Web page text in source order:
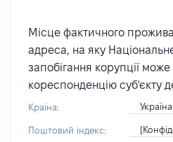
Місце фактичного
адреса, на яку
запобігання корупції
кореспонденцію суб'єкту
Країна: Україна
Поштовий індекс: